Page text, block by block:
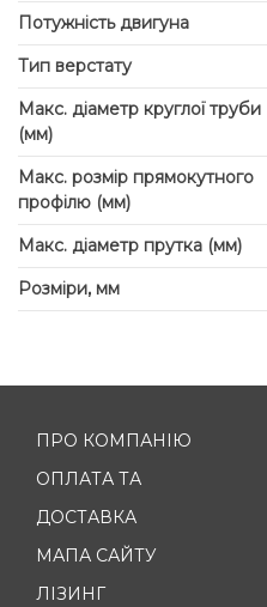
Потужність двигуна
Тип верстату
Макс. діаметр круглої труби
(мм)
Макс. розмір прямокутного
профілю (мм)
Макс. діаметр прутка (мм)
Розміри, мм
ПРО КОМПАНІЮ
ОПЛАТА ТА
ДОСТАВКА
МАПА САЙТУ
ЛІЗИНГ